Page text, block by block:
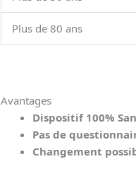
Plus de 80 ans
Avantages
Dispositif 100%
Pas de
Changement